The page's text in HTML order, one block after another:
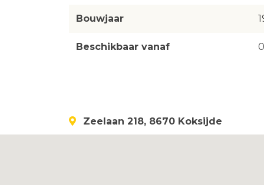
Bouwjaar
Beschikbaar vanaf
Zeelaan 218, 8670 Koksijde